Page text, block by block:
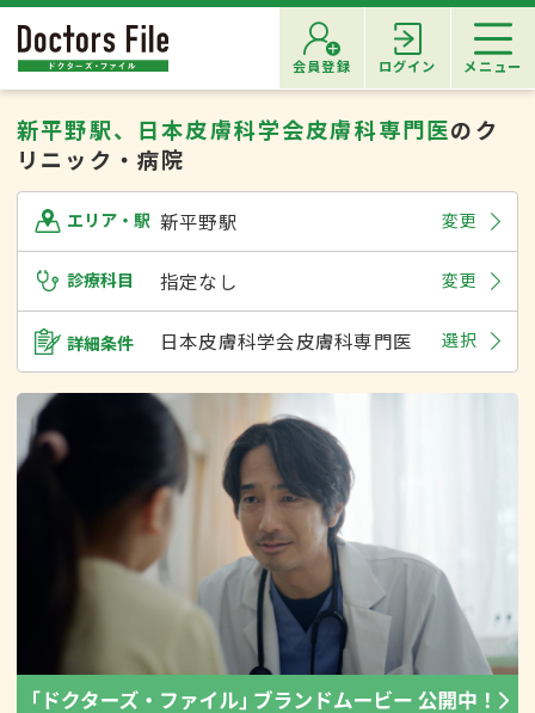
会員登録 ログイン メニュー
新平野駅、日本皮膚科学会皮膚科専門医のク
リニック・病院
エリア・駅 新平野駅 変更
診療科目 指定なし 変更
詳細条件 日本皮膚科学会皮膚科専門医 選択